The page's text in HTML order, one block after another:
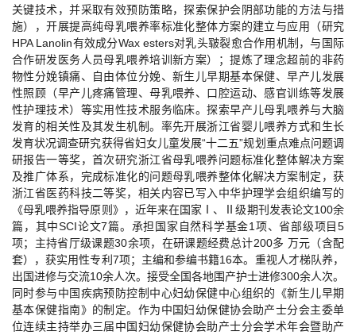
关键技术，并采取有效预防策略，探索保护会阴部功能的方法与措
施），开展提高纯母乳喂养率标准化整体方案的建立与应用（研究
HPA Lanolin有效成分Wax esters对乳头皲裂愈合作用机制，与国际
合作研发医务人员母乳喂养培训新方案）；提炼了理念超前的非药
物性分娩镇痛、自由体位分娩、新生儿早期基本保健、早产儿发展
性照顾（早产儿疼痛管理、母乳喂养、口腔运动、感官训练等发展
性护理技术）等实用性技术服务临床。探索早产儿母乳喂养与大脑
发育的相关性及其发生机制。率先开展浙江省婴儿喂养方式和生长
发育状况调查研究获得省妇女儿童发展“十二五”规划重点难点问题调
研报告一等奖，首次研究浙江省母乳喂养问题标准化整体解决方案
及推广体系，完成标准化的问题母乳喂养整体化解决方案制定，获
浙江省医药科技二等奖，相关内容已写入中华护理学会组织编写的
《母乳喂养指导原则》，近年来在国家Ⅰ、Ⅱ级期刊发表论文100余
篇，其中SCI论文7篇。承担国家自然科学基金1项、省部级项目5
项；主持省厅级课题30余项，在研课题经费总计200多 万元（含配
套），获实用性专利7项；主编和参编书籍16本。重视人才梯队养，
出国进修与交流10余人次。接受全国各地围产护士进修300余人次。
同时参与中国疾病预防控制中心妇幼保健中心组织的《新生儿早期
基本保健指南》的制定。作为中国妇幼保健协会助产士分会主委单
位连续主持举办三届中国妇幼保健协会助产士分会学术年会暨助产